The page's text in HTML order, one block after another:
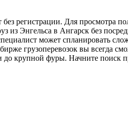
регистрации. Для просмотра
из Энгельса в Ангарск без
может спланировать
грузоперевозок вы всегда
крупной фуры. Начните поиск